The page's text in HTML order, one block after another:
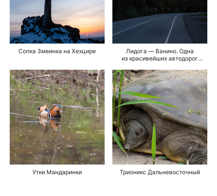
Сопка Змеинка на Хехцире
Лидога — Ванино. Одна
из красивейших автодорог
Утки Мандаринки Трионикс Дальневосточный